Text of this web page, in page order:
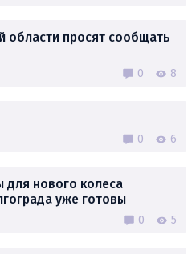
области просят сообщать
0 8
0 6
для нового колеса
уже готовы
0 5